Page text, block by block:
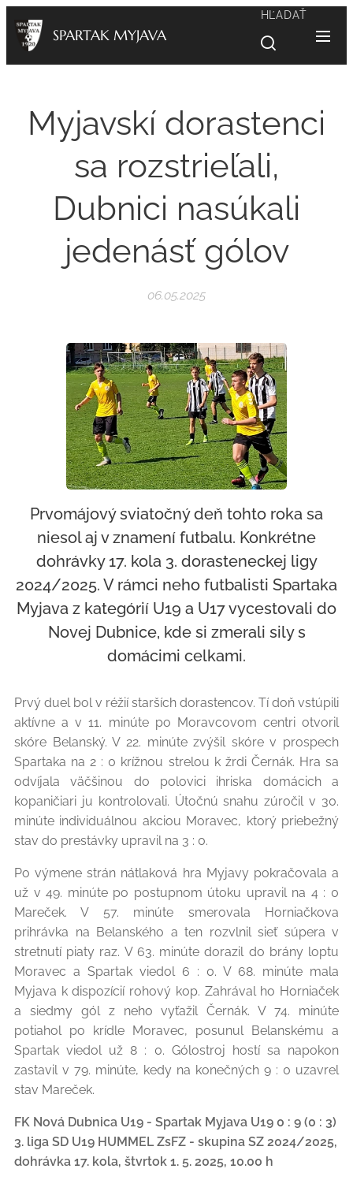
SPARTAK MYJAVA
HĽADAŤ
Myjavskí dorastenci
sa rozstrieľali,
Dubnici nasúkali
jedenásť gólov
06.05.2025
Prvomájový sviatočný deň tohto roka sa
niesol aj v znamení futbalu. Konkrétne
dohrávky 17. kola 3. dorasteneckej ligy
2024/2025. V rámci neho futbalisti Spartaka
Myjava z kategórií U19 a U17 vycestovali do
Novej Dubnice, kde si zmerali sily s
domácimi celkami.
Prvý duel bol v réžií starších dorastencov. Tí doň vstúpili
aktívne a v 11. minúte po Moravcovom centri otvoril
skóre Belanský. V 22. minúte zvýšil skóre v prospech
Spartaka na 2 : 0 krížnou strelou k žrdi Černák. Hra sa
odvíjala väčšinou do polovici ihriska domácich a
kopaničiari ju kontrolovali. Útočnú snahu zúročil v 30.
minúte individuálnou akciou Moravec, ktorý priebežný
stav do prestávky upravil na 3 : 0.
Po výmene strán nátlaková hra Myjavy pokračovala a
už v 49. minúte po postupnom útoku upravil na 4 : 0
Mareček. V 57. minúte smerovala Horniačkova
prihrávka na Belanského a ten rozvlnil sieť súpera v
stretnutí piaty raz. V 63. minúte dorazil do brány loptu
Moravec a Spartak viedol 6 : 0. V 68. minúte mala
Myjava k dispozícií rohový kop. Zahrával ho Horniaček
a siedmy gól z neho vyťažil Černák. V 74. minúte
potiahol po krídle Moravec, posunul Belanskému a
Spartak viedol už 8 : 0. Gólostroj hostí sa napokon
zastavil v 79. minúte, kedy na konečných 9 : 0 uzavrel
stav Mareček.
FK Nová Dubnica U19 - Spartak Myjava U19 0 : 9 (0 : 3)
3. liga SD U19 HUMMEL ZsFZ - skupina SZ 2024/2025,
dohrávka 17. kola, štvrtok 1. 5. 2025, 10.00 h